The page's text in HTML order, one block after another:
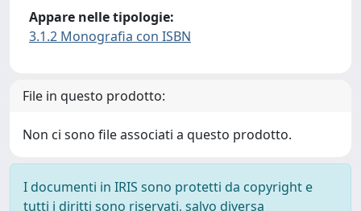
Appare nelle tipologie:
3.1.2 Monografia con ISBN
File in questo prodotto:
Non ci sono file associati a questo prodotto.
I documenti in IRIS sono protetti da copyright e
tutti i diritti sono riservati, salvo diversa